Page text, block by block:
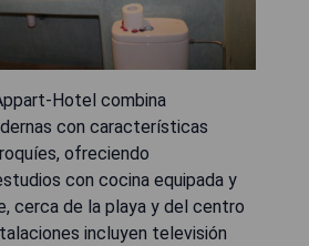
Hotel combina
con características
ofreciendo
con cocina equipada y
cerca de la playa y del centro
incluyen televisión